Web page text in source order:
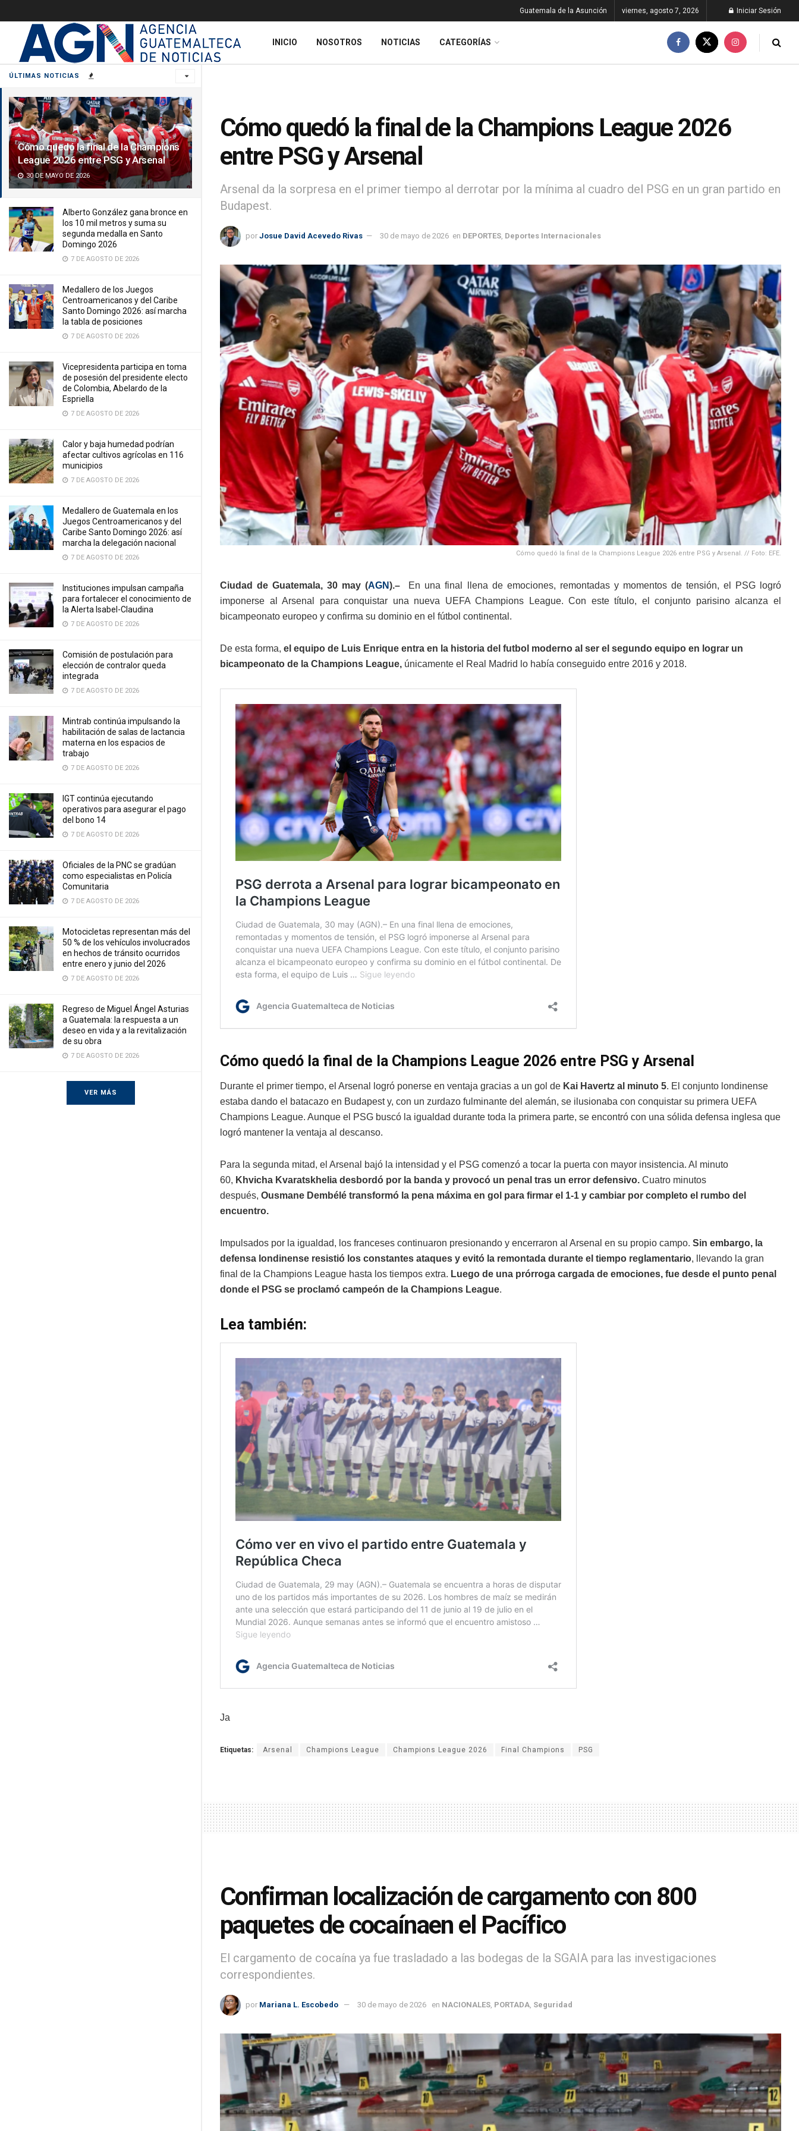
ÚLTIMAS NOTICIAS
Cómo quedó la final de la Champions
League 2026 entre PSG y Arsenal
30 DE MAYO DE 2026
Alberto González gana bronce en
los 10 mil metros y suma su
segunda medalla en Santo
Domingo 2026
7 DE AGOSTO DE 2026
Medallero de los Juegos
Centroamericanos y del Caribe
Santo Domingo 2026: así marcha
la tabla de posiciones
7 DE AGOSTO DE 2026
Vicepresidenta participa en toma
de posesión del presidente electo
de Colombia, Abelardo de la
Espriella
7 DE AGOSTO DE 2026
Calor y baja humedad podrían
afectar cultivos agrícolas en 116
municipios
7 DE AGOSTO DE 2026
Medallero de Guatemala en los
Juegos Centroamericanos y del
Caribe Santo Domingo 2026: así
marcha la delegación nacional
7 DE AGOSTO DE 2026
Instituciones impulsan campaña
para fortalecer el conocimiento de
la Alerta Isabel-Claudina
7 DE AGOSTO DE 2026
Comisión de postulación para
elección de contralor queda
integrada
7 DE AGOSTO DE 2026
Mintrab continúa impulsando la
habilitación de salas de lactancia
materna en los espacios de
trabajo
7 DE AGOSTO DE 2026
IGT continúa ejecutando
operativos para asegurar el pago
del bono 14
7 DE AGOSTO DE 2026
Oficiales de la PNC se gradúan
como especialistas en Policía
Comunitaria
7 DE AGOSTO DE 2026
Motocicletas representan más del
50 % de los vehículos involucrados
en hechos de tránsito ocurridos
entre enero y junio del 2026
7 DE AGOSTO DE 2026
Regreso de Miguel Ángel Asturias
a Guatemala: la respuesta a un
deseo en vida y a la revitalización
de su obra
7 DE AGOSTO DE 2026
VER MÁS
Guatemala de la Asunción viernes, agosto 7, 2026 Iniciar Sesión
INICIO NOSOTROS NOTICIAS CATEGORÍAS
Cómo quedó la final de la Champions League 2026
entre PSG y Arsenal
Arsenal da la sorpresa en el primer tiempo al derrotar por la mínima al cuadro del PSG en un gran partido en
Budapest.
por Josue David Acevedo Rivas 30 de mayo de 2026 en DEPORTES Deportes Internacionales
Cómo quedó la final de la Champions League 2026 entre PSG y Arsenal. // Foto: EFE.
Ciudad de Guatemala, 30 may (AGN).–
En una final llena de emociones, remontadas y momentos de tensión, el PSG logró
imponerse al Arsenal para conquistar una nueva UEFA Champions League. Con este título, el conjunto parisino alcanza el
bicampeonato europeo y confirma su dominio en el fútbol continental.
De esta forma, el equipo de Luis Enrique entra en la historia del futbol moderno al ser el segundo equipo en lograr un
bicampeonato de la Champions League, únicamente el Real Madrid lo había conseguido entre 2016 y 2018.
Cómo quedó la final de la Champions League 2026 entre PSG y Arsenal
Durante el primer tiempo, el Arsenal logró ponerse en ventaja gracias a un gol de Kai Havertz al minuto 5. El conjunto londinense
estaba dando el batacazo en Budapest y, con un zurdazo fulminante del alemán, se ilusionaba con conquistar su primera UEFA
Champions League. Aunque el PSG buscó la igualdad durante toda la primera parte, se encontró con una sólida defensa inglesa que
logró mantener la ventaja al descanso.
Para la segunda mitad, el Arsenal bajó la intensidad y el PSG comenzó a tocar la puerta con mayor insistencia. Al minuto
60, Khvicha Kvaratskhelia desbordó por la banda y provocó un penal tras un error defensivo. Cuatro minutos
después, Ousmane Dembélé transformó la pena máxima en gol para firmar el 1-1 y cambiar por completo el rumbo del
encuentro.
Impulsados por la igualdad, los franceses continuaron presionando y encerraron al Arsenal en su propio campo. Sin embargo, la
defensa londinense resistió los constantes ataques y evitó la remontada durante el tiempo reglamentario, llevando la gran
final de la Champions League hasta los tiempos extra. Luego de una prórroga cargada de emociones, fue desde el punto penal
donde el PSG se proclamó campeón de la Champions League.
Lea también:
Ja
Etiquetas: Arsenal Champions League Champions League 2026 Final Champions PSG
Confirman localización de cargamento con 800
paquetes de cocaínaen el Pacífico
El cargamento de cocaína ya fue trasladado a las bodegas de la SGAIA para las investigaciones
correspondientes.
por Mariana L. Escobedo 30 de mayo de 2026 en NACIONALES PORTADA Seguridad